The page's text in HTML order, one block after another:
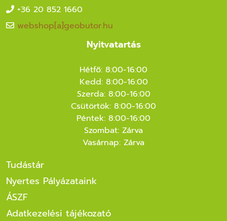
+36 20 852 1660
webshop[a]geobutor.hu
Nyitvatartás
Hétfő: 8:00-16:00
Kedd: 8:00-16:00
Szerda: 8:00-16:00
Csütörtök: 8:00-16:00
Péntek: 8:00-16:00
Szombat: Zárva
Vasárnap: Zárva
Tudástár
Nyertes Pályázataink
ÁSZF
Adatkezelési tájékozató